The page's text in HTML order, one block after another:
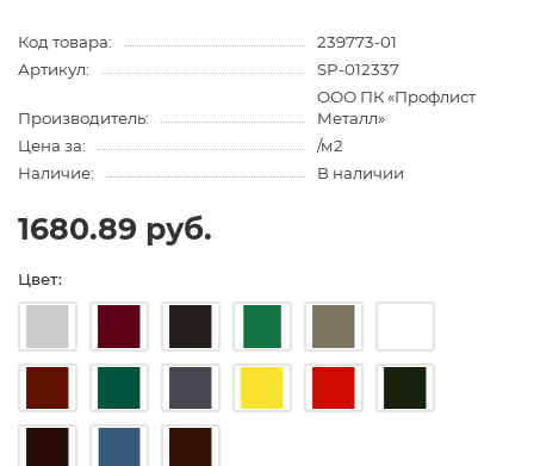
Код товара:
239773-01
Артикул:
SP-012337
Производитель:
ООО ПК «Профлист
Металл»
Цена за:
/м2
Наличие:
В наличии
1680.89 руб.
Цвет: